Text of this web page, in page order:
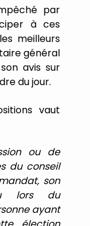
par
à ces
les meilleurs
général
son avis sur
dujour.
vaut
ou de
du conseil
son
lors
du
ayant